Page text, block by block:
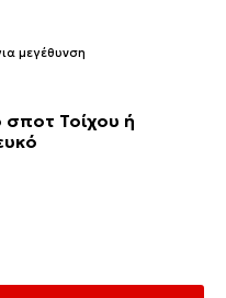
μεγέθυνση
σποτ Τοίχου ή